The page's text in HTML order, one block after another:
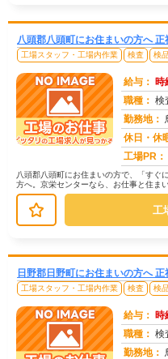
八頭郡八頭町にお住まいの方へ
工場スタッフ・工場内作業 検査 検
給与： 時
職種： 検
勤務地：
休日・休
工場PR：
八頭郡八頭町にお住まいの方で、「すぐ
方へ。京栄センターなら、お仕事と住ま
あるの？」→ 製造・組立・検査・軽...
工
日野郡日野町にお住まいの方へ
工場スタッフ・工場内作業 検査 検
給与： 時
職種： 検
勤務地：